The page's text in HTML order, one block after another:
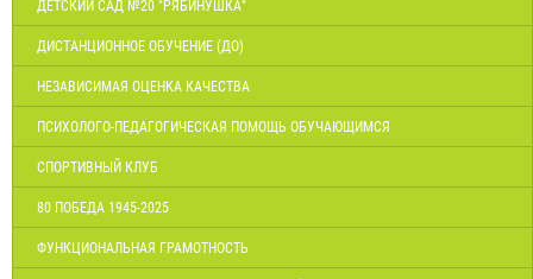
ДЕТСКИЙ САД №20 "РЯБИНУШКА"
ДИСТАНЦИОННОЕ ОБУЧЕНИЕ (ДО)
НЕЗАВИСИМАЯ ОЦЕНКА КАЧЕСТВА
ПСИХОЛОГО-ПЕДАГОГИЧЕСКАЯ ПОМОЩЬ ОБУЧАЮЩИМСЯ
СПОРТИВНЫЙ КЛУБ
80 ПОБЕДА 1945-2025
ФУНКЦИОНАЛЬНАЯ ГРАМОТНОСТЬ